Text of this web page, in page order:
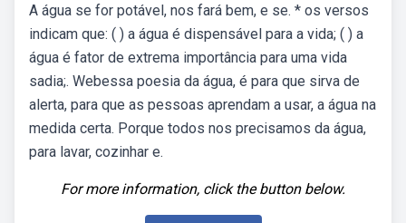
A água se for potável, nos fará bem, e se. * os versos
indicam que: ( ) a água é dispensável para a vida; ( ) a
água é fator de extrema importância para uma vida
sadia;. Webessa poesia da água, é para que sirva de
alerta, para que as pessoas aprendam a usar, a água na
medida certa. Porque todos nos precisamos da água,
para lavar, cozinhar e.
For more information, click the button below.